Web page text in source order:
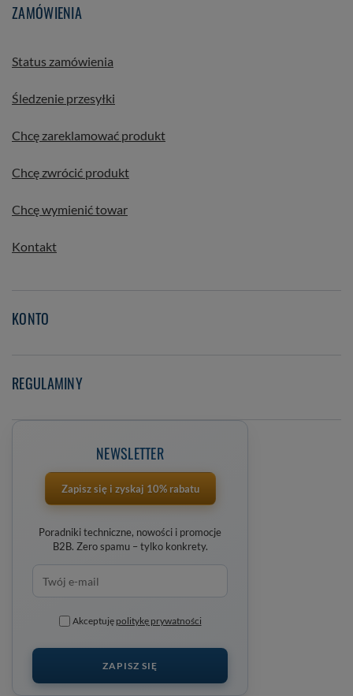
ZAMÓWIENIA
Status zamówienia
Śledzenie przesyłki
Chcę zareklamować produkt
Chcę zwrócić produkt
Chcę wymienić towar
Kontakt
KONTO
REGULAMINY
NEWSLETTER
Zapisz się i zyskaj 10% rabatu
Poradniki techniczne, nowości i promocje
B2B. Zero spamu – tylko konkrety.
Akceptuję politykę prywatności
ZAPISZ SIĘ